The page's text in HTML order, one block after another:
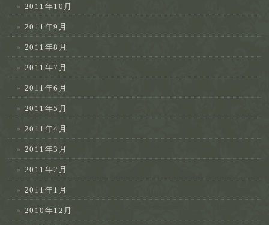
2011年10月
2011年9月
2011年8月
2011年7月
2011年6月
2011年5月
2011年4月
2011年3月
2011年2月
2011年1月
2010年12月